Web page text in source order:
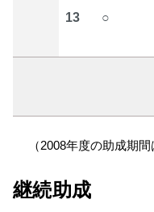
13 ○
（2008年度の助成期
継続助成